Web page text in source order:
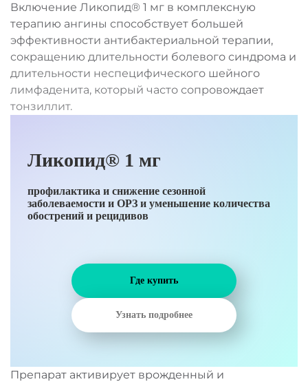
Включение Ликопид® 1 мг в комплексную
терапию ангины способствует большей
эффективности антибактериальной терапии,
сокращению длительности болевого синдрома и
длительности неспецифического шейного
лимфаденита, который часто сопровождает
тонзиллит.
Ликопид® 1 мг
профилактика и снижение сезонной
заболеваемости и ОРЗ и уменьшение количества
обострений и рецидивов
Где купить
Узнать подробнее
Препарат активирует врожденный и